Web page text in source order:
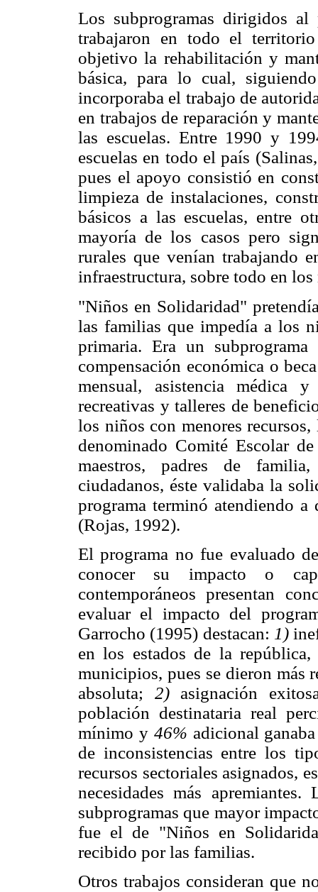
Los subprogramas dirigidos
trabajaron en todo el
objetivo la rehabilitación y
básica, para lo cual,
incorporaba el trabajo de
en trabajos de reparación y
las escuelas. Entre 1990 y
escuelas en todo el país
pues el apoyo consistió en
limpieza de instalaciones,
básicos a las escuelas, entre
mayoría de los casos pero
rurales que venían trabajando
infraestructura, sobre todo en
"Niños en Solidaridad"
las familias que impedía a los
primaria. Era un
compensación económica o
mensual, asistencia médica
recreativas y talleres de
los niños con menores
denominado Comité Escolar
maestros, padres de
ciudadanos, éste validaba la
programa terminó atendiendo
(Rojas, 1992).
El programa no fue evaluado
conocer su impacto o
contemporáneos presentan
evaluar el impacto del
Garrocho (1995) destacan: 1)
en los estados de la
municipios, pues se dieron más
absoluta; 2)asignación
población destinataria real
mínimo y 46% adicional
de inconsistencias entre los
recursos sectoriales asignados,
necesidades más
subprogramas que mayor
fue el de "Niños en
recibido por las familias.
Otros trabajos consideran que